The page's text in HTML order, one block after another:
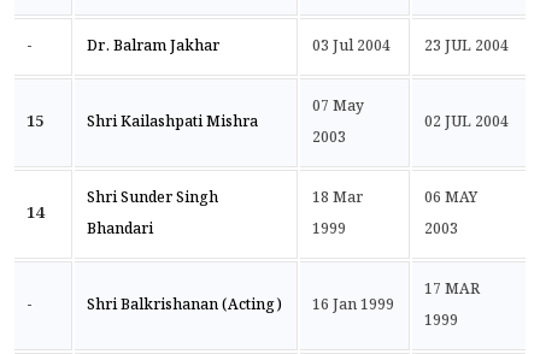
- Dr. Balram Jakhar 03 Jul 2004 23 JUL 2004
15 Shri Kailashpati Mishra
07 May
2003
02 JUL 2004
14
Shri Sunder Singh
Bhandari
18 Mar
1999
06 MAY
2003
- Shri Balkrishanan (Acting) 16 Jan 1999
17 MAR
1999